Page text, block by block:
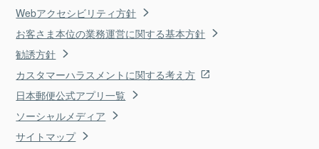
Webアクセシビリティ方針
お客さま本位の業務運営に関する基本方針
勧誘方針
カスタマーハラスメントに関する考え方
日本郵便公式アプリ一覧
ソーシャルメディア
サイトマップ